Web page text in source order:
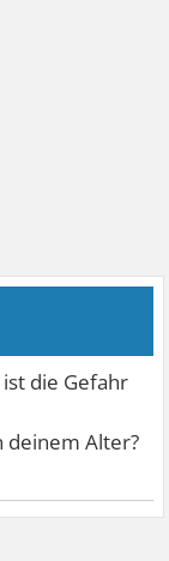
die Gefahr
deinem Alter?